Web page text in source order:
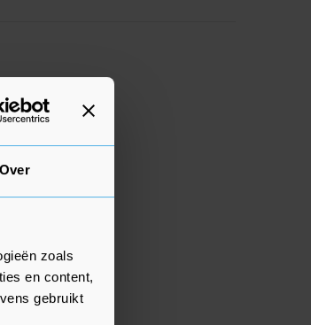
Over
zoals
en content,
gebruikt